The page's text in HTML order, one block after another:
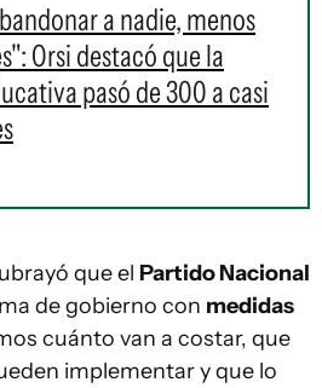
a nadie, menos
Orsi destacó que la
pasó de 300 a casi
que el Partido Nacional
de gobierno con medidas
cuánto van a costar, que
implementar y que lo